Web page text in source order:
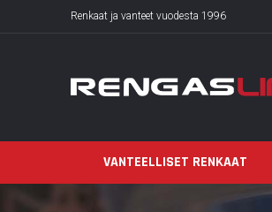
Renkaat ja vanteet vuodesta 1996
VANTEELLISET RENKAAT